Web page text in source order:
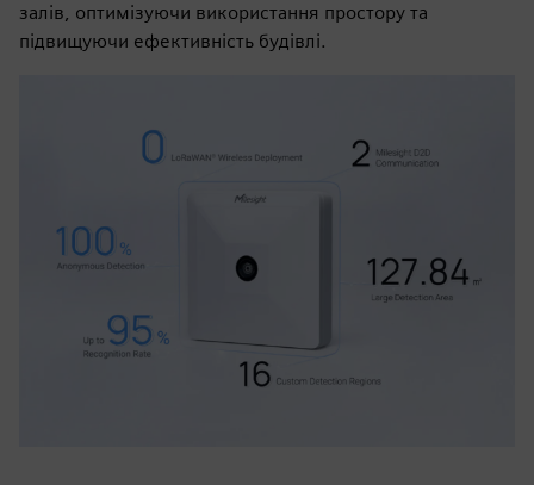
залів, оптимізуючи використання простору та
підвищуючи ефективність будівлі.